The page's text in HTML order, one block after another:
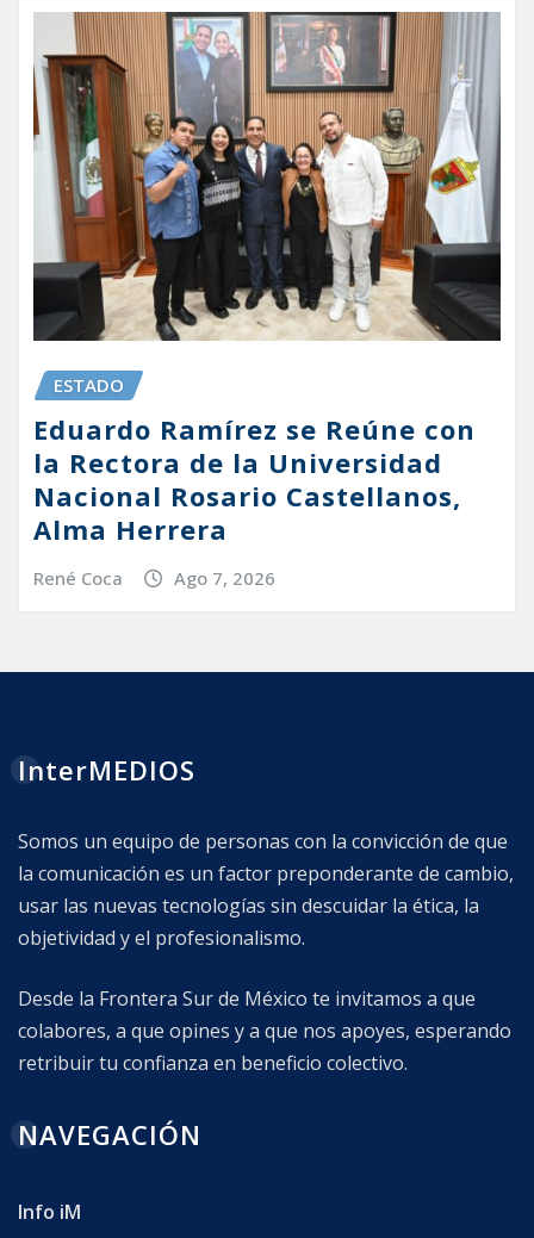
ESTADO
Eduardo Ramírez se Reúne con
la Rectora de la Universidad
Nacional Rosario Castellanos,
Alma Herrera
René Coca Ago 7, 2026
InterMEDIOS
Somos un equipo de personas con la convicción de que
la comunicación es un factor preponderante de cambio,
usar las nuevas tecnologías sin descuidar la ética, la
objetividad y el profesionalismo.
Desde la Frontera Sur de México te invitamos a que
colabores, a que opines y a que nos apoyes, esperando
retribuir tu confianza en beneficio colectivo.
NAVEGACIÓN
Info iM